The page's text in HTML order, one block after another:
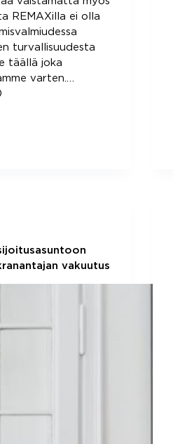
REMAXilla ei olla
turvallisuudesta
täällä joka
varten.…
vakuutus